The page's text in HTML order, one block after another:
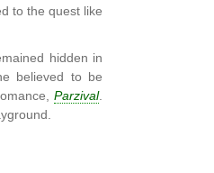
to the quest like
hidden in
believed to be
Parzival.